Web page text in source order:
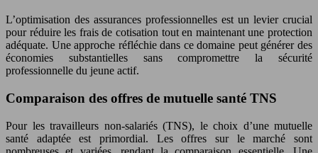
L’optimisation des assurances professionnelles est un levier crucial
pour réduire les frais de cotisation tout en maintenant une protection
adéquate. Une approche réfléchie dans ce domaine peut générer des
économies substantielles sans compromettre la sécurité
professionnelle du jeune actif.
Comparaison des offres de mutuelle santé TNS
Pour les travailleurs non-salariés (TNS), le choix d’une mutuelle
santé adaptée est primordial. Les offres sur le marché sont